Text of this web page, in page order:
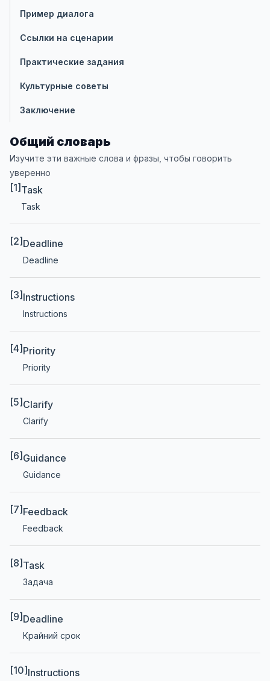
Пример диалога
Ссылки на сценарии
Практические задания
Культурные советы
Заключение
Общий словарь
Изучите эти важные слова и фразы, чтобы говорить
уверенно
[1] Task
Task
[2] Deadline
Deadline
[3] Instructions
Instructions
[4] Priority
Priority
[5] Clarify
Clarify
[6] Guidance
Guidance
[7] Feedback
Feedback
[8] Task
Задача
[9] Deadline
Крайний срок
[10] Instructions